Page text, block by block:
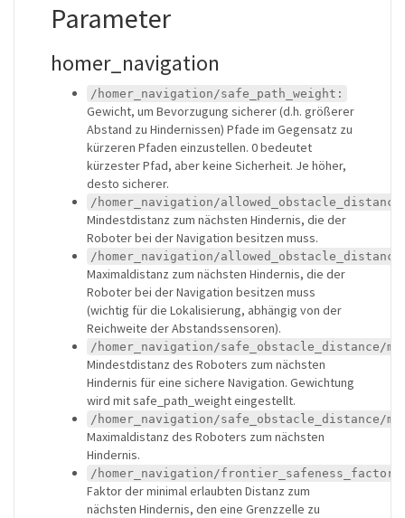
Parameter
homer_navigation
/homer_navigation/safe_path_weight:
Gewicht, um Bevorzugung sicherer (d.h. größerer
Abstand zu Hindernissen) Pfade im Gegensatz zu
kürzeren Pfaden einzustellen. 0 bedeutet
kürzester Pfad, aber keine Sicherheit. Je höher,
desto sicherer.
/homer_navigation/
Mindestdistanz zum nächsten Hindernis, die der
Roboter bei der Navigation besitzen muss.
/homer_navigation/
Maximaldistanz zum nächsten Hindernis, die der
Roboter bei der Navigation besitzen muss
(wichtig für die Lokalisierung, abhängig von der
Reichweite der Abstandssensoren).
/homer_navigation/safe_obstacle_distance/
Mindestdistanz des Roboters zum nächsten
Hindernis für eine sichere Navigation. Gewichtung
wird mit safe_path_weight eingestellt.
/homer_navigation/safe_obstacle_distance/
Maximaldistanz des Roboters zum nächsten
Hindernis.
/homer_navigation/frontier_safeness_factor:
Faktor der minimal erlaubten Distanz zum
nächsten Hindernis, den eine Grenzzelle zu